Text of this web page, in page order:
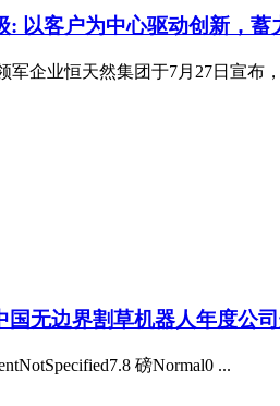
: 以客户为中心驱动创新，蓄
军企业恒天然集团于7月27日宣布
无边界割草机器人年度公
磅Normal0 ...